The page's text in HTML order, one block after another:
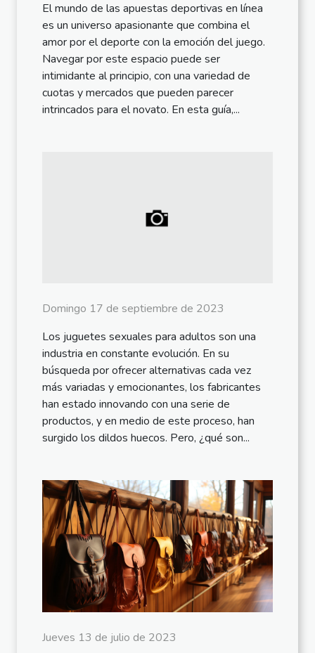
El mundo de las apuestas deportivas en línea
es un universo apasionante que combina el
amor por el deporte con la emoción del juego.
Navegar por este espacio puede ser
intimidante al principio, con una variedad de
cuotas y mercados que pueden parecer
intrincados para el novato. En esta guía,...
Domingo 17 de septiembre de 2023
Los juguetes sexuales para adultos son una
industria en constante evolución. En su
búsqueda por ofrecer alternativas cada vez
más variadas y emocionantes, los fabricantes
han estado innovando con una serie de
productos, y en medio de este proceso, han
surgido los dildos huecos. Pero, ¿qué son...
Jueves 13 de julio de 2023